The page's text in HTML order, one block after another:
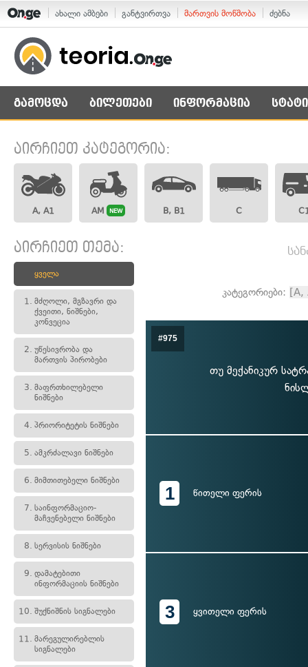
ახალი ამბები განტვირთვა მართვის მოწმობა ძებნა
გამოცდა ბილეთები ინფორმაცია
აირჩიეთ კატეგორია:
A, A1 AM NEW B, B1 C
აირჩიეთ თემა:
ყველა
1. მძღოლი, მგზავრი და
ქვეითი, ნიშნები,
კონვეცია
2. უწესივრობა და
მართვის პირობები
3. მაფრთხილებელი
ნიშნები
4. პრიორიტეტის ნიშნები
5. ამკრძალავი ნიშნები
6. მიმთითებელი ნიშნები
7. საინფორმაციო-
მაჩვენებელი ნიშნები
8. სერვისის ნიშნები
9. დამატებითი
ინფორმაციის ნიშნები
10. შუქნიშნის სიგნალები
11. მარეგულირებლის
სიგნალები
კატეგორიები: [A,
#975
თუ მექანიკურ
1 წითელი ფერის
3 ყვითელი ფერის